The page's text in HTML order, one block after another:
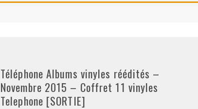
Téléphone Albums vinyles réédités –
Novembre 2015 – Coffret 11 vinyles
Telephone [SORTIE]